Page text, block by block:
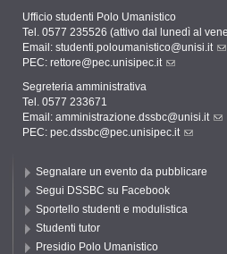
Ufficio studenti Polo Umanistico
Tel. 0577 235526 (attivo dal lunedì al
Email: studenti.poloumanistico@unisi.it
PEC: rettore@pec.unisipec.it
Segreteria amministrativa
Tel. 0577 233671
Email: amministrazione.dssbc@unisi.it
PEC: pec.dssbc@pec.unisipec.it
Segnalare un evento da pubblicare
Segui DSSBC su Facebook
Sportello studenti e modulistica
Studenti tutor
Presidio Polo Umanistico